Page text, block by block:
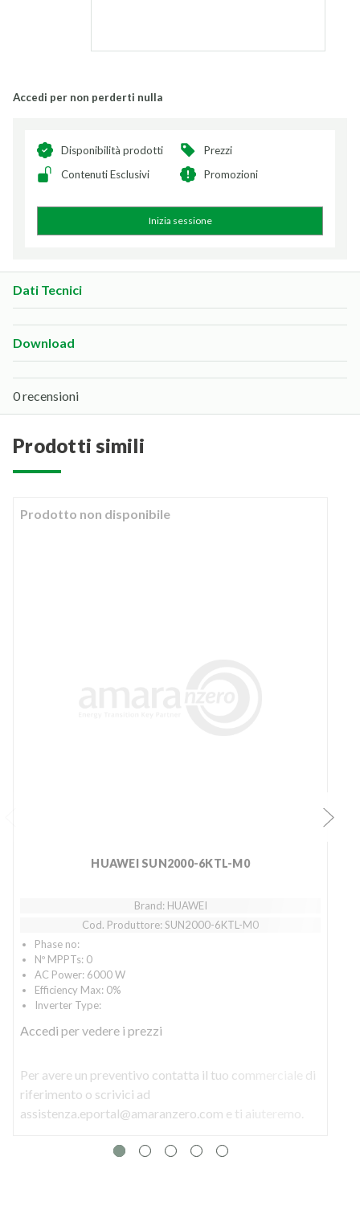
Accedi per non perderti nulla
Disponibilità prodotti
Prezzi
Contenuti Esclusivi
Promozioni
Inizia sessione
Dati Tecnici
Download
0 recensioni
prodotti simili
Prodotto non disponibile
HUAWEI SUN2000-6KTL-M0
Brand: HUAWEI
Cod. Produttore: SUN2000-6KTL-M0
Phase no:
Nº MPPTs: 0
AC Power: 6000 W
Efficiency Max: 0%
Inverter Type:
Accedi per vedere i prezzi
Per avere un preventivo contatta il tuo commerciale di
riferimento o scrivici ad
assistenza.eportal@amaranzero.com e ti aiuteremo.